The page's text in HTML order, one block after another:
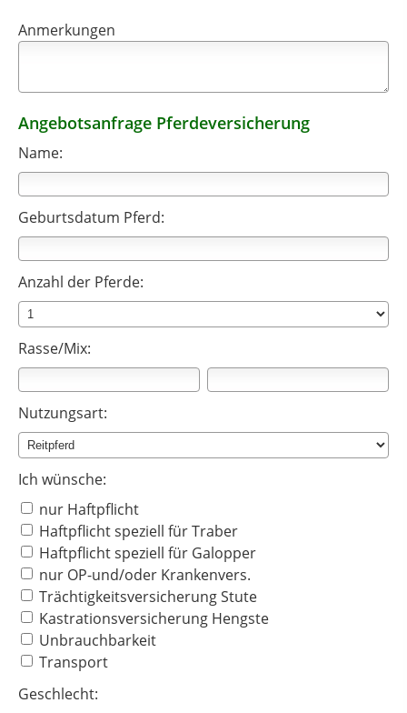
Anmerkungen
Angebotsanfrage Pferdeversicherung
Name:
Geburtsdatum Pferd:
Anzahl der Pferde:
Rasse/Mix:
Nutzungsart:
Ich wünsche:
nur Haftpflicht
Haftpflicht speziell für Traber
Haftpflicht speziell für Galopper
nur OP-und/oder Krankenvers.
Trächtigkeitsversicherung Stute
Kastrationsversicherung Hengste
Unbrauchbarkeit
Transport
Geschlecht: